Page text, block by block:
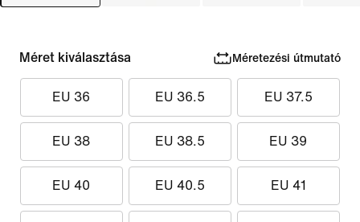
Méret kiválasztása Méretezési útmutató
EU 36 EU 36.5 EU 37.5
EU 38 EU 38.5 EU 39
EU 40 EU 40.5 EU 41